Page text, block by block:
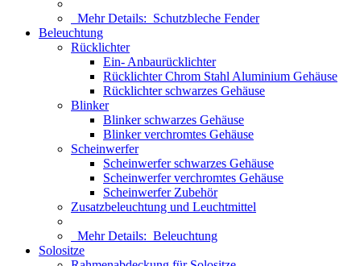
Mehr Details: Schutzbleche Fender
Beleuchtung
Rücklichter
Ein- Anbaurücklichter
Rücklichter Chrom Stahl Aluminium Gehäuse
Rücklichter schwarzes Gehäuse
Blinker
Blinker schwarzes Gehäuse
Blinker verchromtes Gehäuse
Scheinwerfer
Scheinwerfer schwarzes Gehäuse
Scheinwerfer verchromtes Gehäuse
Scheinwerfer Zubehör
Zusatzbeleuchtung und Leuchtmittel
Mehr Details: Beleuchtung
Solositze